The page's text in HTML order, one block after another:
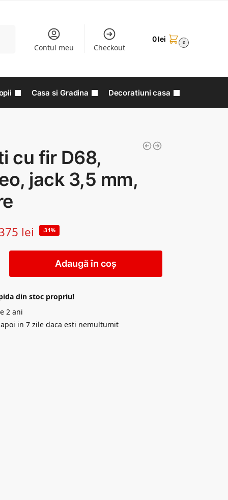
Contul meu Checkout
0lei 0
Casa si Gradina Decoratiuni casa
cu fir D68,
jack 3,5 mm,
lei -31%
Adaugă în coș
din stoc propriu!
2 ani
in 7 zile daca esti nemultumit